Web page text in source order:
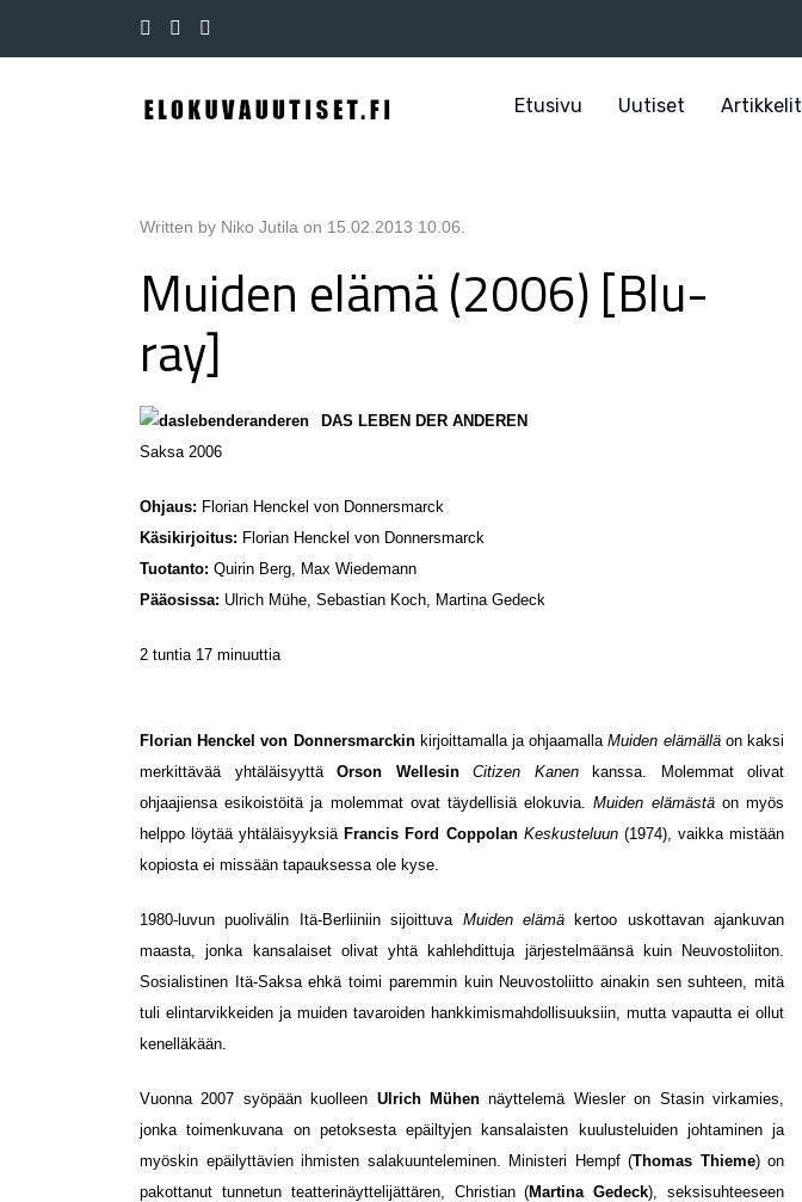
Etusivu Uutiset Artikkelit
Written by Niko Jutila on 15.02.2013 10.06
Muiden elämä (2006) [Blu-
ray]
DAS LEBEN DER ANDEREN
Saksa 2006
Ohjaus: Florian Henckel von Donnersmarck
Käsikirjoitus: Florian Henckel von Donnersmarck
Tuotanto: Quirin Berg, Max Wiedemann
Pääosissa: Ulrich Mühe, Sebastian Koch, Martina Gedeck
2 tuntia 17 minuuttia
Florian Henckel von Donnersmarckinkirjoittamalla ja ohjaamallaMuiden elämälläon kaksi
merkittävää yhtäläisyyttä Orson Wellesin Citizen Kanenkanssa. Molemmat olivat
ohjaajiensa esikoistöitä ja molemmat ovat täydellisiä elokuvia.Muiden elämästäon myös
helppo löytää yhtäläisyyksiä Francis Ford Coppolan Keskusteluun(1974), vaikka mistään
kopiosta ei missään tapauksessa ole kyse.
1980-luvun puolivälin Itä-Berliiniin sijoittuva Muiden elämäkertoo uskottavan ajankuvan
maasta, jonka kansalaiset olivat yhtä kahlehdittuja järjestelmäänsä kuin Neuvostoliiton.
Sosialistinen Itä-Saksa ehkä toimi paremmin kuin Neuvostoliitto ainakin sen suhteen, mitä
tuli elintarvikkeiden ja muiden tavaroiden hankkimismahdollisuuksiin, mutta vapautta ei ollut
kenelläkään.
Vuonna 2007 syöpään kuolleen Ulrich Mühen näyttelemä Wiesler on Stasin virkamies,
jonka toimenkuvana on petoksesta epäiltyjen kansalaisten kuulusteluiden johtaminen ja
myöskin epäilyttävien ihmisten salakuunteleminen. Ministeri Hempf (Thomas Thieme) on
pakottanut tunnetun teatterinäyttelijättären, Christian (Martina Gedeck), seksisuhteeseen